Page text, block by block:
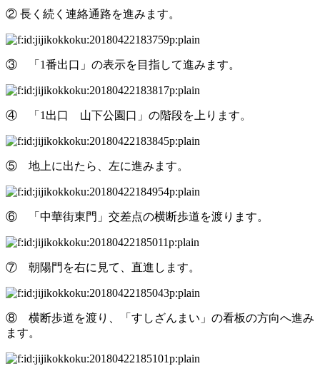
② 長く続く連絡通路を進みます。
③ 「1番出口」の表示を目指して進みます。
④ 「1出口 山下公園口」の階段を上ります。
⑤ 地上に出たら、左に進みます。
⑥ 「中華街東門」交差点の横断歩道を渡ります。
⑦ 朝陽門を右に見て、直進します。
⑧ 横断歩道を渡り、「すしざんまい」の看板の方向へ進み
ます。